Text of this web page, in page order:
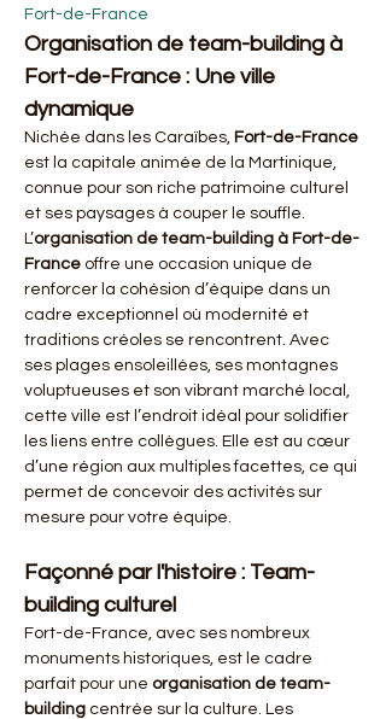
Fort-de-France
Organisation de team-building à
Fort-de-France : Une ville
dynamique
Nichée dans les Caraïbes, Fort-de-France
est la capitale animée de la Martinique,
connue pour son riche patrimoine culturel
et ses paysages à couper le souffle.
L’organisation de team-building à Fort-de-
France offre une occasion unique de
renforcer la cohésion d’équipe dans un
cadre exceptionnel où modernité et
traditions créoles se rencontrent. Avec
ses plages ensoleillées, ses montagnes
voluptueuses et son vibrant marché local,
cette ville est l’endroit idéal pour solidifier
les liens entre collègues. Elle est au cœur
d’une région aux multiples facettes, ce qui
permet de concevoir des activités sur
mesure pour votre équipe.
Façonné par l'histoire : Team-
building culturel
Fort-de-France, avec ses nombreux
monuments historiques, est le cadre
parfait pour une organisation de team-
building centrée sur la culture. Les